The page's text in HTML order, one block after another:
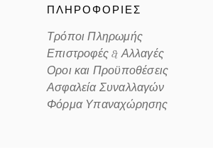
Lens Color
Color code
ΠΛΗΡΟΦΟΡΙΕΣ
Τρόποι Πληρωμής
Επιστροφές & Αλλαγές
Οροι και Προϋποθέσεις
Ασφαλεία Συναλλαγών
Φόρμα Υπαναχώρησης